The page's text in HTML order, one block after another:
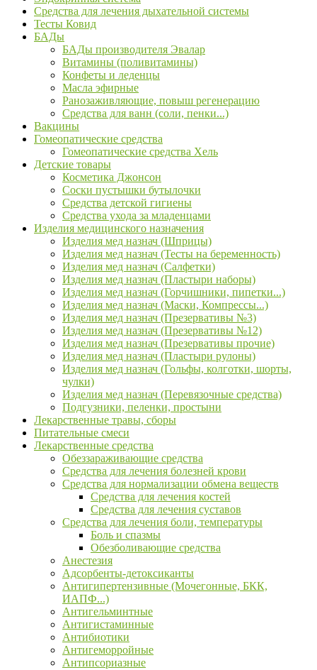
Средства для лечения дыхательной системы
Тесты Ковид
БАДы
БАДы производителя Эвалар
Витамины (поливитамины)
Конфеты и леденцы
Масла эфирные
Ранозаживляющие, повыш регенерацию
Средства для ванн (соли, пенки...)
Вакцины
Гомеопатические средства
Гомеопатические средства Хель
Детские товары
Косметика Джонсон
Соски пустышки бутылочки
Средства детской гигиены
Средства ухода за младенцами
Изделия медицинского назначения
Изделия мед назнач (Шприцы)
Изделия мед назнач (Тесты на беременность)
Изделия мед назнач (Салфетки)
Изделия мед назнач (Пластыри наборы)
Изделия мед назнач (Горчишники, пипетки...)
Изделия мед назнач (Маски, Компрессы...)
Изделия мед назнач (Презервативы №3)
Изделия мед назнач (Презервативы №12)
Изделия мед назнач (Презервативы прочие)
Изделия мед назнач (Пластыри рулоны)
Изделия мед назнач (Гольфы, колготки, шорты,
чулки)
Изделия мед назнач (Перевязочные средства)
Подгузники, пеленки, простыни
Лекарственные травы, сборы
Питательные смеси
Лекарственные средства
Обеззараживающие средства
Средства для лечения болезней крови
Средства для нормализации обмена веществ
Средства для лечения костей
Средства для лечения суставов
Средства для лечения боли, температуры
Боль и спазмы
Обезболивающие средства
Анестезия
Адсорбенты-детоксиканты
Антигипертензивные (Мочегонные, БКК,
ИАПФ...)
Антигельминтные
Антигистаминные
Антибиотики
Антигеморройные
Антипсориазные